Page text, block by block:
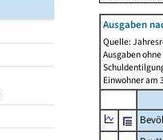
Ausgaben
Quelle:
Ausgaben
Einwohner am